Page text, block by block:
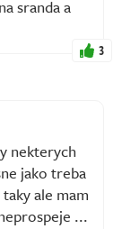
sranda a
3
nekterych
jako treba
ale mam
...